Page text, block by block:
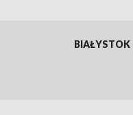
BIAŁYSTOK